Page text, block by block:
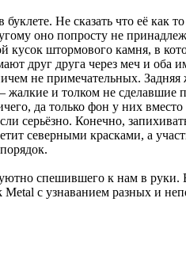
Не сказать что её как
оно попросту не
кусок штормового камня, в
друг друга через меч и оба
не примечательных.
и толком не сделавшие
да только фон у них
серьёзно. Конечно,
северными красками, а
спешившего к нам в
c узнаванием разных и